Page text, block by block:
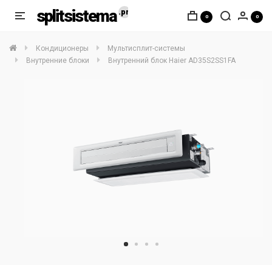
splitsistema 0 0
Кондиционеры
Мультисплит-системы
Внутренние блоки
Внутренний блок Haier AD35S2SS1FA